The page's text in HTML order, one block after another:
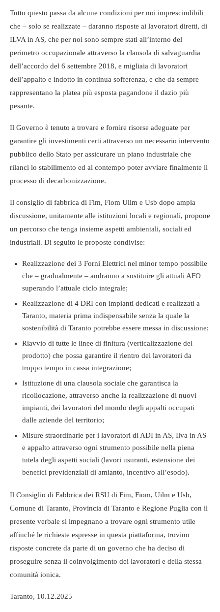
Tutto questo passa da alcune condizioni per noi imprescindibili
che – solo se realizzate – daranno risposte ai lavoratori diretti, di
ILVA in AS, che per noi sono sempre stati all’interno del
perimetro occupazionale attraverso la clausola di salvaguardia
dell’accordo del 6 settembre 2018, e migliaia di lavoratori
dell’appalto e indotto in continua sofferenza, e che da sempre
rappresentano la platea più esposta pagandone il dazio più
pesante.
Il Governo è tenuto a trovare e fornire risorse adeguate per
garantire gli investimenti certi attraverso un necessario intervento
pubblico dello Stato per assicurare un piano industriale che
rilanci lo stabilimento ed al contempo poter avviare finalmente il
processo di decarbonizzazione.
Il consiglio di fabbrica di Fim, Fiom Uilm e Usb dopo ampia
discussione, unitamente alle istituzioni locali e regionali, propone
un percorso che tenga insieme aspetti ambientali, sociali ed
industriali. Di seguito le proposte condivise:
Realizzazione dei 3 Forni Elettrici nel minor tempo possibile
che – gradualmente – andranno a sostituire gli attuali AFO
superando l’attuale ciclo integrale;
Realizzazione di 4 DRI con impianti dedicati e realizzati a
Taranto, materia prima indispensabile senza la quale la
sostenibilità di Taranto potrebbe essere messa in discussione;
Riavvio di tutte le linee di finitura (verticalizzazione del
prodotto) che possa garantire il rientro dei lavoratori da
troppo tempo in cassa integrazione;
Istituzione di una clausola sociale che garantisca la
ricollocazione, attraverso anche la realizzazione di nuovi
impianti, dei lavoratori del mondo degli appalti occupati
dalle aziende del territorio;
Misure straordinarie per i lavoratori di ADI in AS, Ilva in AS
e appalto attraverso ogni strumento possibile nella piena
tutela degli aspetti sociali (lavori usuranti, estensione dei
benefici previdenziali di amianto, incentivo all’esodo).
Il Consiglio di Fabbrica dei RSU di Fim, Fiom, Uilm e Usb,
Comune di Taranto, Provincia di Taranto e Regione Puglia con il
presente verbale si impegnano a trovare ogni strumento utile
affinché le richieste espresse in questa piattaforma, trovino
risposte concrete da parte di un governo che ha deciso di
proseguire senza il coinvolgimento dei lavoratori e della stessa
comunità ionica.
Taranto, 10.12.2025